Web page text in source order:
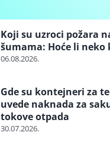
Koji su uzroci požara
šumama: Hoće li
06.08.2026.
Gde su kontejneri za
uvede naknada za
tokove otpada
30.07.2026.